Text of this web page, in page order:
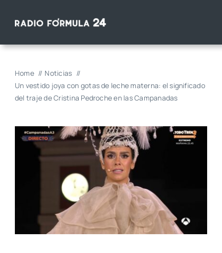
Home
Noticias
Un vestido joya con gotas de leche materna: el significado
del traje de Cristina Pedroche en las Campanadas